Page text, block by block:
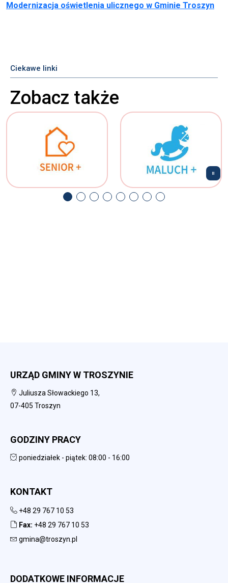
Modernizacja oświetlenia ulicznego w Gminie Troszyn
Ciekawe linki
Zobacz także
URZĄD GMINY W TROSZYNIE
Juliusza Słowackiego 13,
07-405 Troszyn
GODZINY PRACY
poniedziałek - piątek: 08:00 - 16:00
KONTAKT
+48 29 767 10 53
Fax: +48 29 767 10 53
gmina@troszyn.pl
DODATKOWE INFORMACJE